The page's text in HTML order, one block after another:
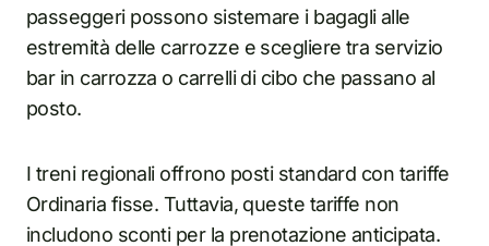
passeggeri possono sistemare i bagagli alle
estremità delle carrozze e scegliere tra servizio
bar in carrozza o carrelli di cibo che passano al
posto.
I treni regionali offrono posti standard con tariffe
Ordinaria fisse. Tuttavia, queste tariffe non
includono sconti per la prenotazione anticipata.